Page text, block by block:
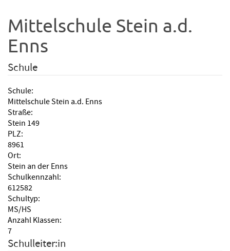
Mittelschule Stein a.d.
Enns
Schule
Schule:
Mittelschule Stein a.d. Enns
Straße:
Stein 149
PLZ:
8961
Ort:
Stein an der Enns
Schulkennzahl:
612582
Schultyp:
MS/HS
Anzahl Klassen:
7
Schulleiter:in